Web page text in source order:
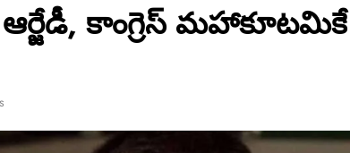
కాంగ్రెస్ మహాకూటమికే